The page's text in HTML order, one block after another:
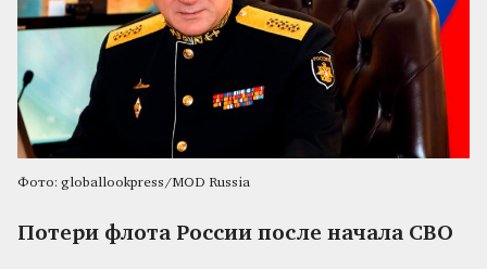
Фото: globallookpress/MOD Russia
Потери флота России после начала СВО